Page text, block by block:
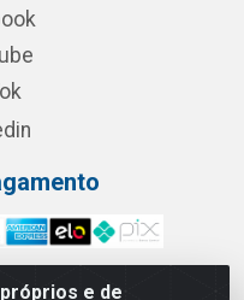
e de